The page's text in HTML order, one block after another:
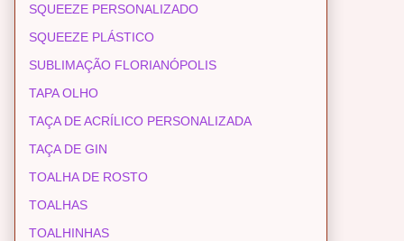
SQUEEZE PERSONALIZADO
SQUEEZE PLÁSTICO
SUBLIMAÇÃO FLORIANÓPOLIS
TAPA OLHO
TAÇA DE ACRÍLICO PERSONALIZADA
TAÇA DE GIN
TOALHA DE ROSTO
TOALHAS
TOALHINHAS